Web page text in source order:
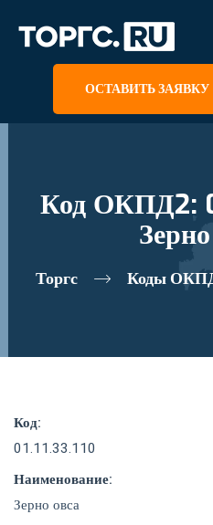
ОСТАВИТЬ ЗАЯВКУ
Код ОКПД2:
Торгс Коды
Код:
01.11.33.110
Наименование:
Зерно овса